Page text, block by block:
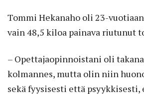
Tommi Hekanaho oli 23-
vain 48,5 kiloa painava riutunut
– Opettajaopinnoistani oli
kolmannes, mutta olin niin
sekä fyysisesti että